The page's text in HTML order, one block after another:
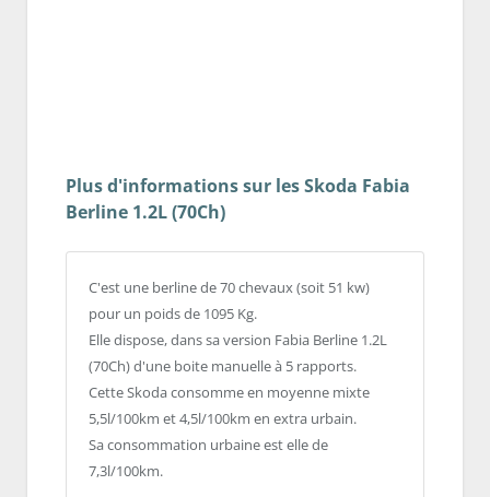
Plus d'informations sur les Skoda Fabia
Berline 1.2L (70Ch)
C'est une berline de 70 chevaux (soit 51 kw)
pour un poids de 1095 Kg.
Elle dispose, dans sa version Fabia Berline 1.2L
(70Ch) d'une boite manuelle à 5 rapports.
Cette Skoda consomme en moyenne mixte
5,5l/100km et 4,5l/100km en extra urbain.
Sa consommation urbaine est elle de
7,3l/100km.